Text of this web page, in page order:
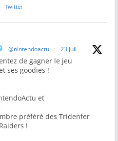
Twitter
@nintendoactu · 23 Juil
de gagner le jeu
ses goodies !
et
préféré des Tridenfer
!